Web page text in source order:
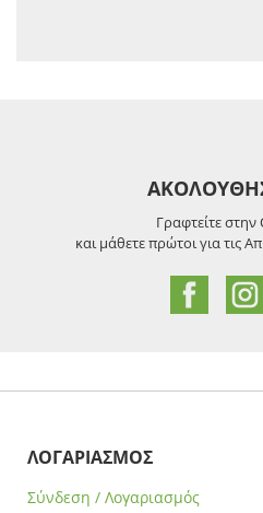
Γραφτείτε
και μάθετε πρώτοι για τις
ΛΟΓΑΡΙΑΣΜΟΣ
Σύνδεση / Λογαριασμός